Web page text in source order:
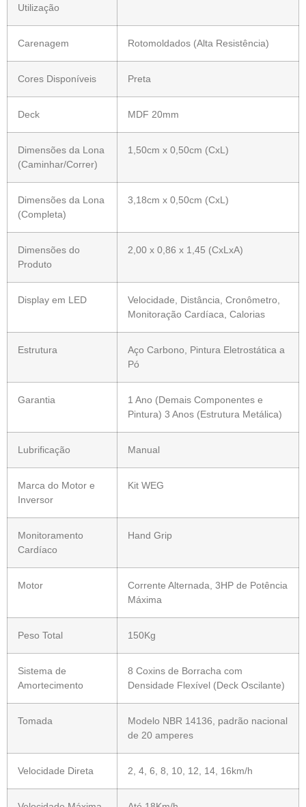
Utilização
Carenagem Rotomoldados (Alta Resistência)
Cores Disponíveis Preta
Deck MDF 20mm
Dimensões da Lona
(Caminhar/Correr)
1,50cm x 0,50cm (CxL)
Dimensões da Lona
(Completa)
3,18cm x 0,50cm (CxL)
Dimensões do
Produto
2,00 x 0,86 x 1,45 (CxLxA)
Display em LED
Velocidade, Distância, Cronômetro,
Monitoração Cardíaca, Calorias
Estrutura
Aço Carbono, Pintura Eletrostática a
Pó
Garantia
1 Ano (Demais Componentes e
Pintura) 3 Anos (Estrutura Metálica)
Lubrificação Manual
Marca do Motor e
Inversor
Kit WEG
Monitoramento
Cardíaco
Hand Grip
Motor
Corrente Alternada, 3HP de Potência
Máxima
Peso Total 150Kg
Sistema de
Amortecimento
8 Coxins de Borracha com
Densidade Flexível (Deck Oscilante)
Tomada
Modelo NBR 14136, padrão nacional
de 20 amperes
Velocidade Direta 2, 4, 6, 8, 10, 12, 14, 16km/h